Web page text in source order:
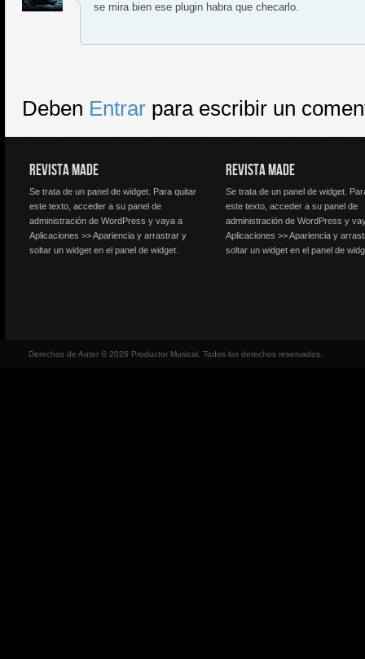
se mira bien ese plugin habra que checarlo.
Deben Entrar para escribir un
REVISTA MADE
Se trata de un panel de widget. Para quitar
este texto, acceder a su panel de
administración de WordPress y vaya a
Aplicaciones >> Apariencia y arrastrar y
soltar un widget en el panel de widget.
REVISTA MADE
Se trata de un panel de widget.
este texto, acceder a su panel de
administración de WordPress y
Aplicaciones >> Apariencia y
soltar un widget en el panel de
Derechos de Autor © 2026 Productor Musical, Todos los derechos reservados.